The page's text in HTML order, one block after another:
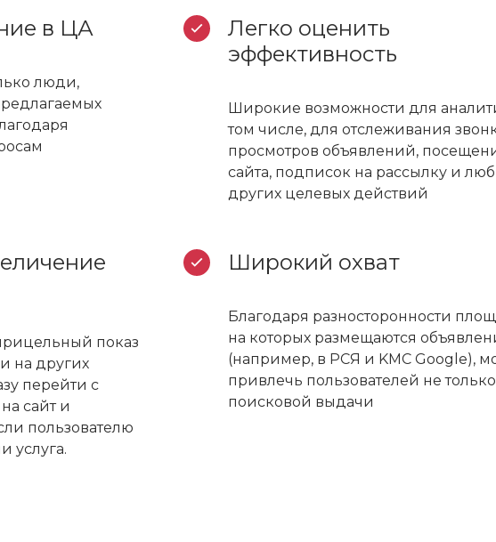
в ЦА
люди,
Легко оценить
эффективность
Широкие возможности для
том числе, для отслеживания
просмотров объявлений,
сайта, подписок на рассылку и
других целевых действий
показ
на других
перейти с
сайт и
пользователю
услуга.
Широкий охват
Благодаря разносторонности
на которых размещаются
(например, в РСЯ и KMC Google),
привлечь пользователей не
поисковой выдачи